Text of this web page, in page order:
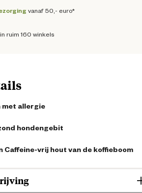
vanaf 50,- euro*
ruim 160 winkels
met allergie
hondengebit
Caffeine-vrij hout van de koffieboom